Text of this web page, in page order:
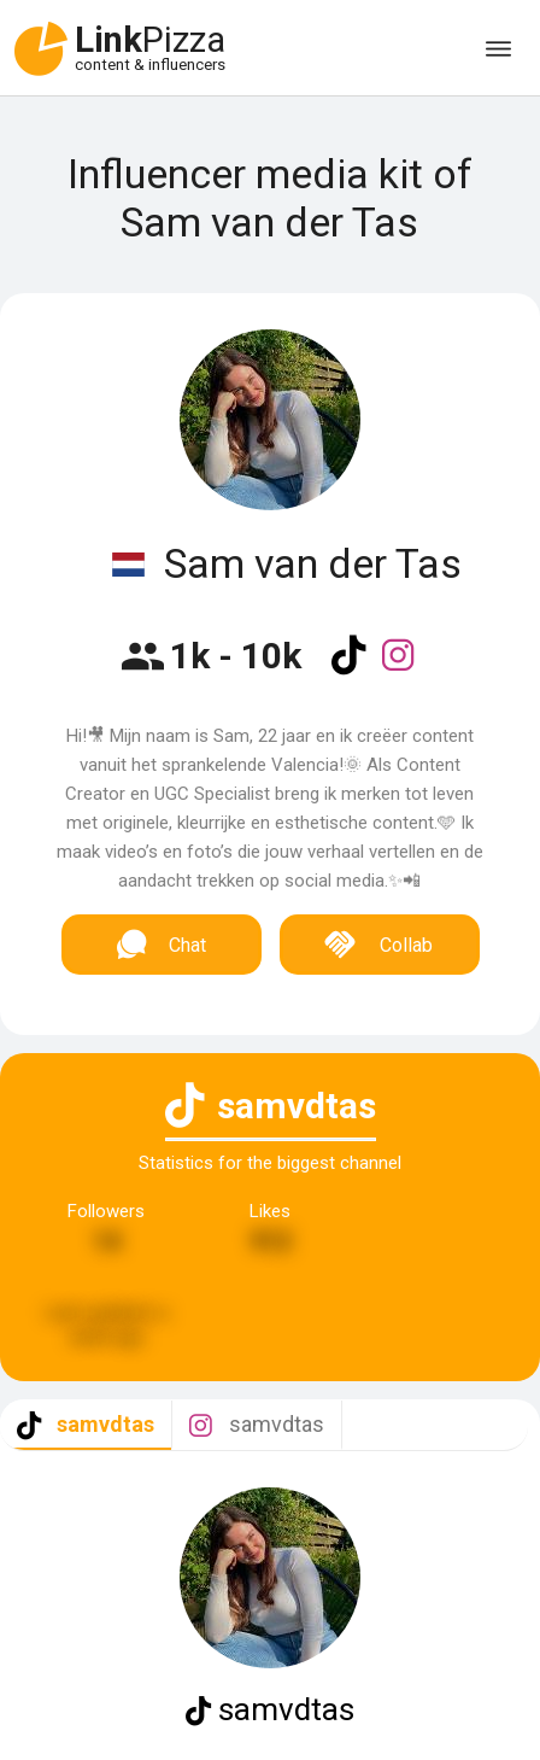
LinkPizza
content & influencers
Influencer media kit of
Sam van der Tas
Sam van der Tas
1k - 10k
Hi!🎥 Mijn naam is Sam, 22 jaar en ik creëer content
vanuit het sprankelende Valencia!🌞 Als Content
Creator en UGC Specialist breng ik merken tot leven
met originele, kleurrijke en esthetische content.🩵 Ik
maak video’s en foto’s die jouw verhaal vertellen en de
aandacht trekken op social media.✨📲
Chat Collab
samvdtas
Statistics for the biggest channel
Followers Likes
samvdtas samvdtas
samvdtas